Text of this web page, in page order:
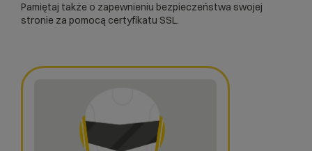
Pamiętaj także o zapewnieniu bezpieczeństwa swojej
stronie za pomocą certyfikatu SSL.